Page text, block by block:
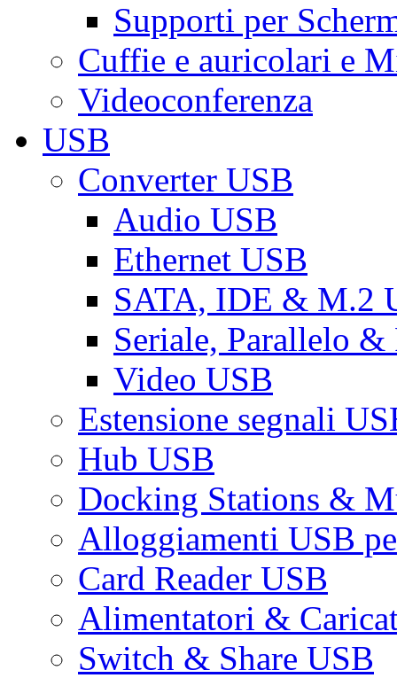
Supporti per
Cuffie e auricolari e
Videoconferenza
USB
Converter USB
Audio USB
Ethernet USB
SATA, IDE & M.2
Seriale, Parallelo &
Video USB
Estensione segnali
Hub USB
Docking Stations &
Alloggiamenti USB
Card Reader USB
Alimentatori &
Switch & Share USB